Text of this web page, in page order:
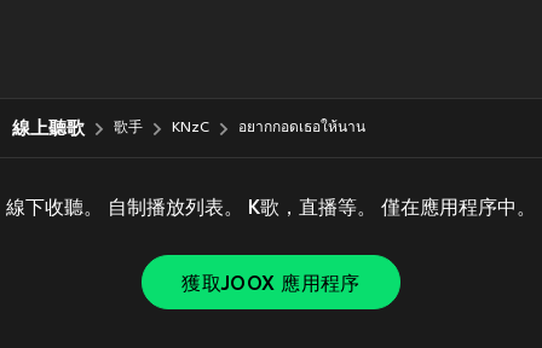
線上聽歌 歌手 KNzC อยากกอดเธอให้นาน
線下收聽。 自制播放列表。 K歌，直播等。 僅在應用程序中。
獲取JOOX 應用程序